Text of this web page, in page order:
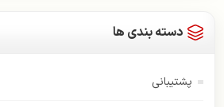
دسته بندی ها
پشتیبانی